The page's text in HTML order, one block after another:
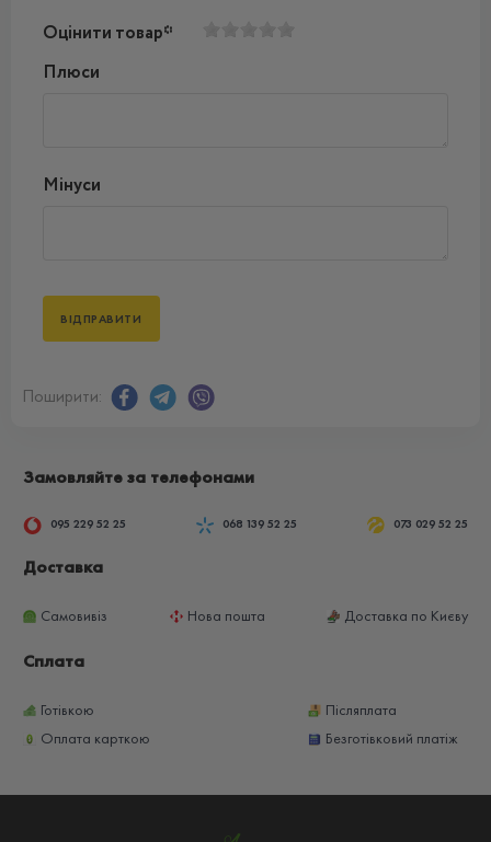
Оцінити товар*
Плюси
Мінуси
Поширити:
Замовляйте за телефонами
095 229 52 25 068 139 52 25 073 029 52 25
Доставка
Самовивіз Нова пошта Доставка по Києву
Сплата
Готівкою
Післяплата
Оплата карткою
Безготівковий платіж